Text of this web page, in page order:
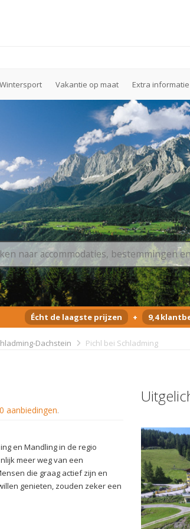
Wintersport Vakantie op maat Extra informatie
Écht de laagste prijzen + 9,4
Dachstein Pichl bei Schladming
aanbiedingen.
en Mandling in de regio
meer weg van een
die graag actief zijn en
genieten, zouden zeker een